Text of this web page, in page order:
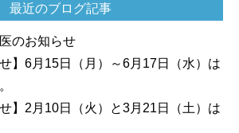
最近のブログ記事
のお知らせ
】6月15日（月）～6月17日（水）は
】2月10日（火）と3月21日（土）は